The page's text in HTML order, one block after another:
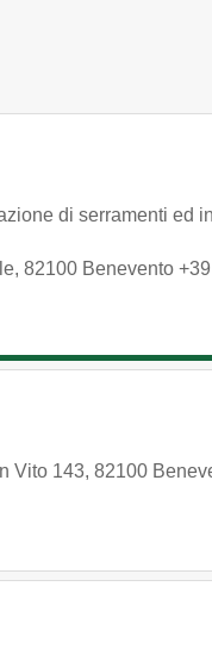
di serramenti ed
, 82100 Benevento
Vito 143, 82100